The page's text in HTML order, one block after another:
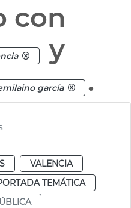
con
y
garcía .
VALENCIA
TEMÁTICA